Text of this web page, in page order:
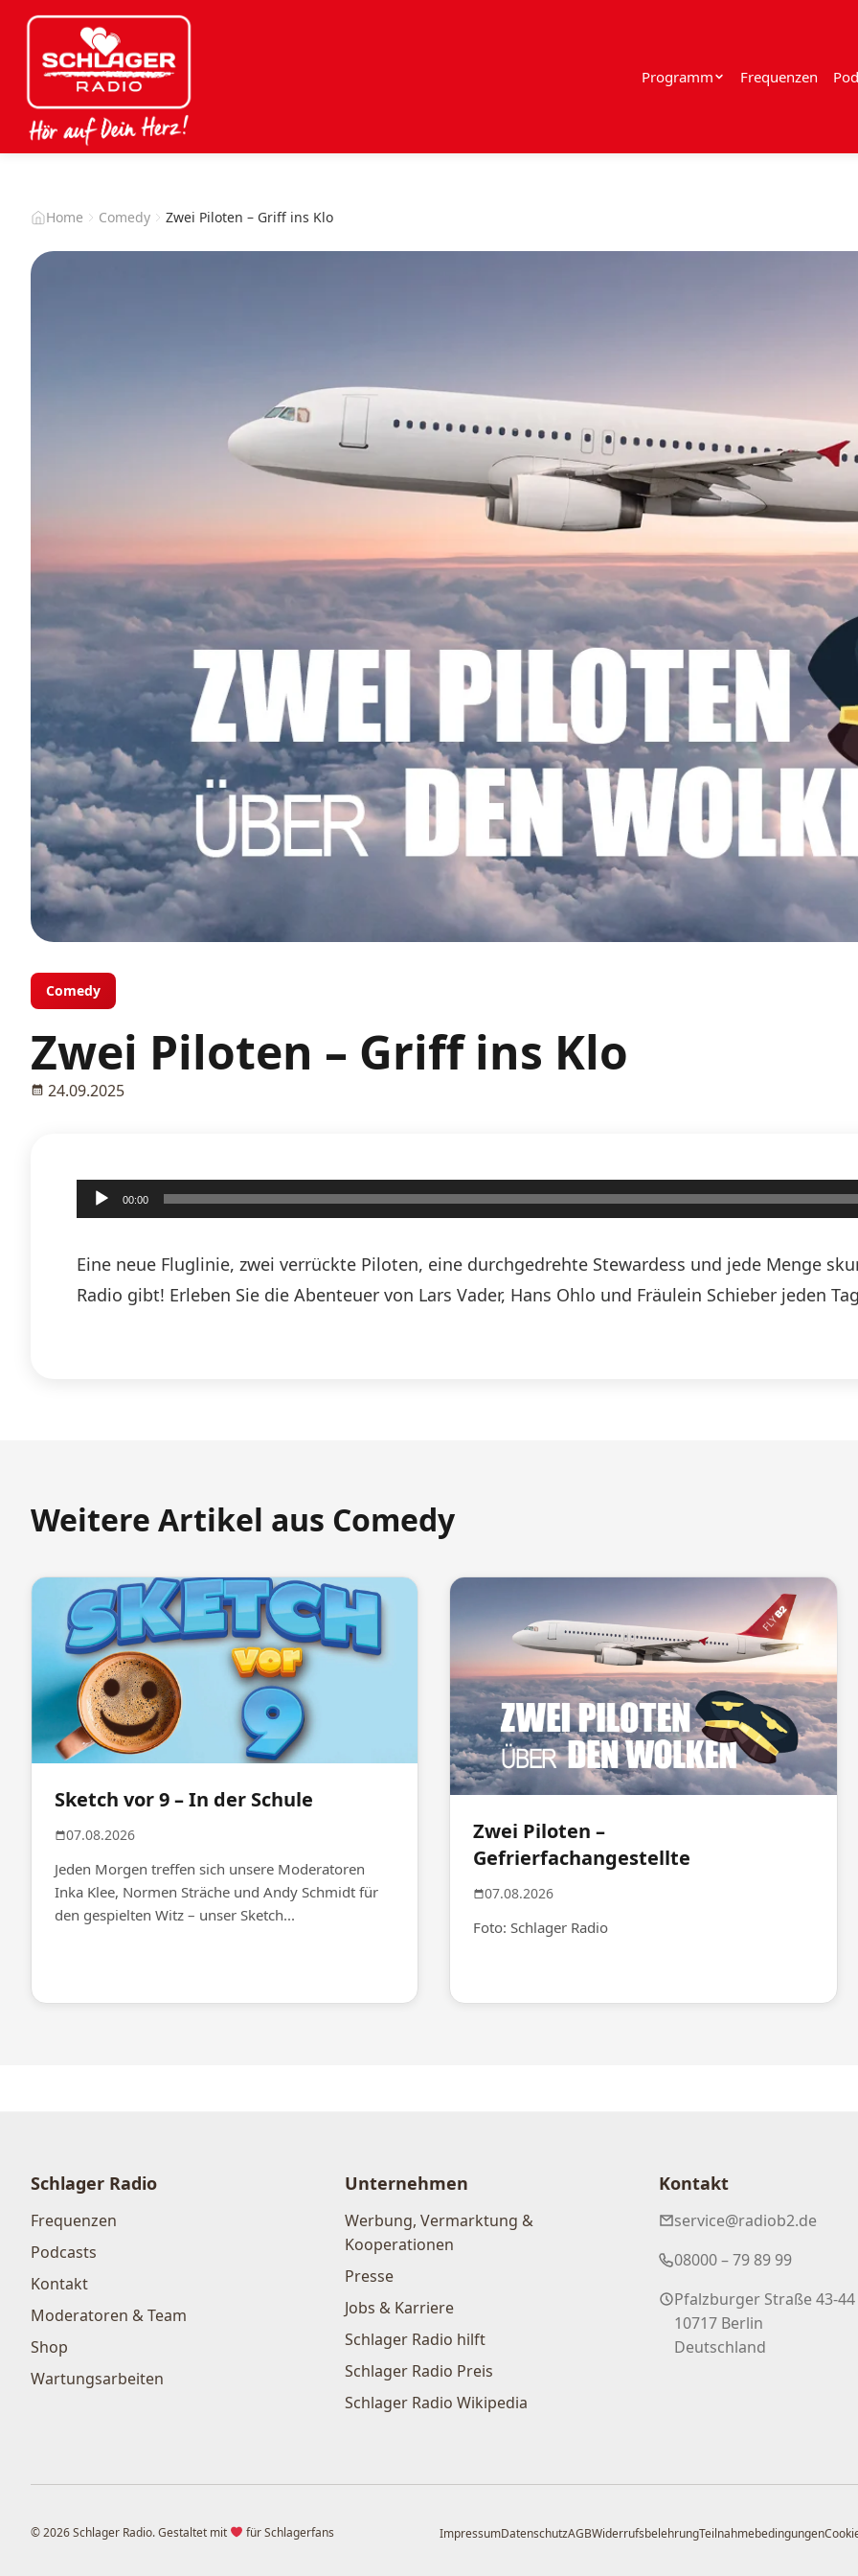
Programm Frequenzen
Home Comedy Zwei Piloten – Griff ins Klo
Comedy
Zwei Piloten – Griff ins Klo
24.09.2025
Audio-
Player
00:00
Eine neue Fluglinie, zwei verrückte Piloten, eine durchgedrehte Stewardess und jede Menge
Radio gibt! Erleben Sie die Abenteuer von Lars Vader, Hans Ohlo und Fräulein Schieber jeden
Weitere Artikel aus Comedy
Sketch vor 9 – In der Schule
07.08.2026
Jeden Morgen treffen sich unsere Moderatoren
Inka Klee, Normen Sträche und Andy Schmidt für
den gespielten Witz – unser Sketch...
Zwei Piloten –
Gefrierfachangestellte
07.08.2026
Foto: Schlager Radio
Schlager Radio
Frequenzen
Podcasts
Kontakt
Moderatoren & Team
Shop
Wartungsarbeiten
Unternehmen
Werbung, Vermarktung &
Kooperationen
Presse
Jobs & Karriere
Schlager Radio hilft
Schlager Radio Preis
Schlager Radio Wikipedia
Kontakt
service@radiob2.de
08000 – 79 89 99
Pfalzburger Straße 43-44
10717 Berlin
Deutschland
© 2026 Schlager Radio. Gestaltet mit für Schlagerfans ImpressumDatenschutzAGBWiderrufsbelehrungTeilnahmebedingungen